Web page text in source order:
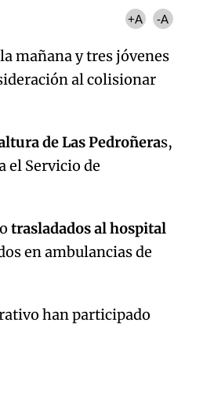
+A -A
mañana y tres jóvenes
al colisionar
de Las Pedroñeras,
el Servicio de
trasladados al hospital
en ambulancias de
han participado